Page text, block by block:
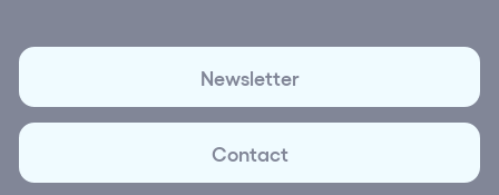
Newsletter
Contact